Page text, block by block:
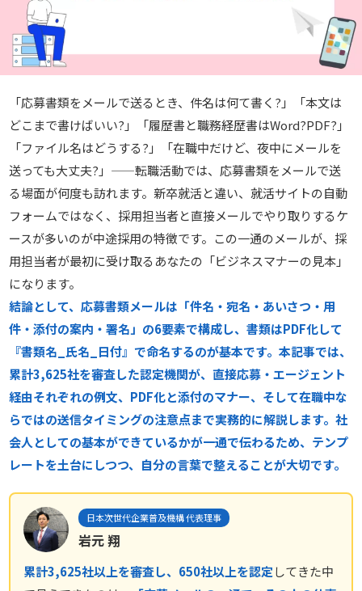
「応募書類をメールで送るとき、件名は何て書く?」「本文は
どこまで書けばいい?」「履歴書と職務経歴書はWord?PDF?」
「ファイル名はどうする?」「在職中だけど、夜中にメールを
送っても大丈夫?」——転職活動では、応募書類をメールで送
る場面が何度も訪れます。新卒就活と違い、就活サイトの自動
フォームではなく、採用担当者と直接メールでやり取りするケ
ースが多いのが中途採用の特徴です。この一通のメールが、採
用担当者が最初に受け取るあなたの「ビジネスマナーの見本」
になります。
結論として、応募書類メールは「件名・宛名・あいさつ・用
件・添付の案内・署名」の6要素で構成し、書類はPDF化して
『書類名_氏名_日付』で命名するのが基本です。本記事では、
累計3,625社を審査した認定機関が、直接応募・エージェント
経由それぞれの例文、PDF化と添付のマナー、そして在職中な
らではの送信タイミングの注意点まで実務的に解説します。社
会人としての基本ができているかが一通で伝わるため、テンプ
レートを土台にしつつ、自分の言葉で整えることが大切です。
日本次世代企業普及機構 代表理事
岩元 翔
累計3,625社以上を審査し、650社以上を認定してきた中